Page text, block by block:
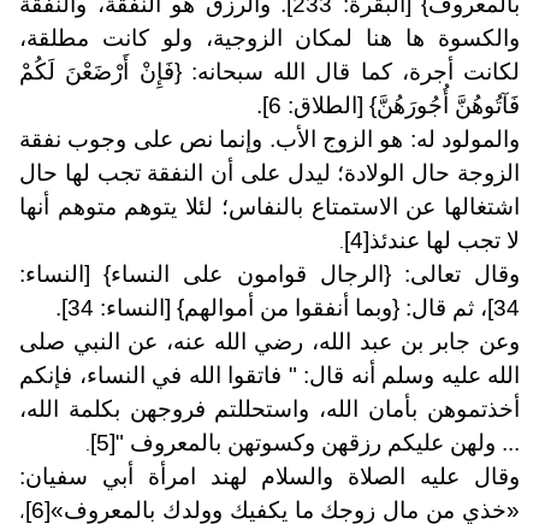
والكسوة ها هنا لمكان الزوجية، ولو كانت مطلقة،
لكانت أجرة، كما قال الله سبحانه: {فَإِنْ أَرْضَعْنَ لَكُمْ
فَآتُوهُنَّ أُجُورَهُنَّ} [الطلاق: 6].
والمولود له: هو الزوج الأب. وإنما نص على وجوب نفقة
الزوجة حال الولادة؛ ليدل على أن النفقة تجب لها حال
اشتغالها عن الاستمتاع بالنفاس؛ لئلا يتوهم متوهم أنها
لا تجب لها عندئذ[4]
وقال تعالى: {الرجال قوامون على النساء} [النساء:
34]، ثم قال: {وبما أنفقوا من أموالهم} [النساء: 34].
وعن جابر بن عبد الله، رضي الله عنه، عن النبي صلى
الله عليه وسلم أنه قال: " فاتقوا الله في النساء، فإنكم
أخذتموهن بأمان الله، واستحللتم فروجهن بكلمة الله،
... ولهن عليكم رزقهن وكسوتهن بالمعروف "[5]
وقال عليه الصلاة والسلام لهند امرأة أبي سفيان:
«خذي من مال زوجك ما يكفيك وولدك بالمعروف»[6]،